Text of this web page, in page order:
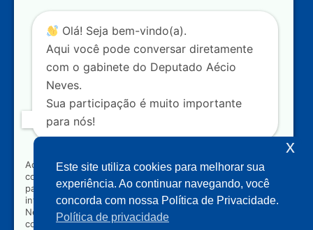
Contato
dep.aecioneves@camara.leg.br
+55 (61) 3215-5964
+55 (31) 3261-0121
+55 (31) 97150-0834
Nossas redes
Acompanhe o meu mandato
Olá! Seja bem-vindo(a).
Aqui você pode conversar diretamente
com o gabinete do Deputado Aécio
Neves.
Sua participação é muito importante
para nós!
Ao clicar para iniciar o contato pelo WhatsApp, você
concorda que seus dados serão utilizados exclusivamente
para atendimento relacionado às demandas, sugestões ou
informações referentes ao mandato do Deputado Aécio
Neves. Seus dados serão tratados com sigilo e não serão
compartilhados com terceiros.
Este site utiliza cookies para melhorar sua
experiência. Ao continuar navegando, você
concorda com nossa Política de Privacidade.
Política de privacidade
x